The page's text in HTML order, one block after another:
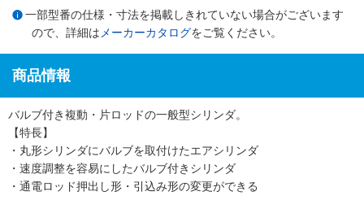
一部型番の仕様・寸法を掲載しきれていない場合がございます
ので、詳細は メーカーカタログをご覧ください。
商品情報
バルブ付き複動・片ロッドの一般型シリンダ。
【特長】
・丸形シリンダにバルブを取付けたエアシリンダ
・速度調整を容易にしたバルブ付きシリンダ
・通電ロッド押出し形・引込み形の変更ができる